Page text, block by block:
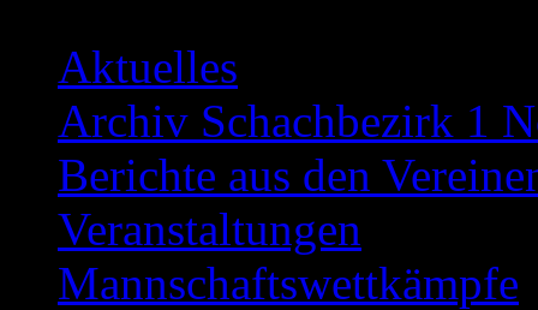
Aktuelles
Archiv Schachbezirk 1
Berichte aus den
Veranstaltungen
Mannschaftswettkämpfe